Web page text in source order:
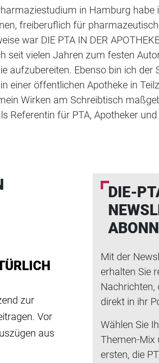
in Hamburg habe
freiberuflich für
war DIE PTA IN DER
seit vielen Jahren zum festen
aufzubereiten. Ebenso bin ich der
einer öffentlichen Apotheke in
Wirken am Schreibtisch
Referentin für PTA, Apotheker
zur
Vor
aus
DIE-
Mit der
erhalten Sie
Nachrichten,
direkt in ihr
Wählen Sie
Themen-Mix
ersten, die